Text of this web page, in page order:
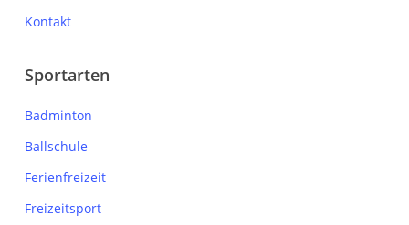
Kontakt
Sportarten
Badminton
Ballschule
Ferienfreizeit
Freizeitsport